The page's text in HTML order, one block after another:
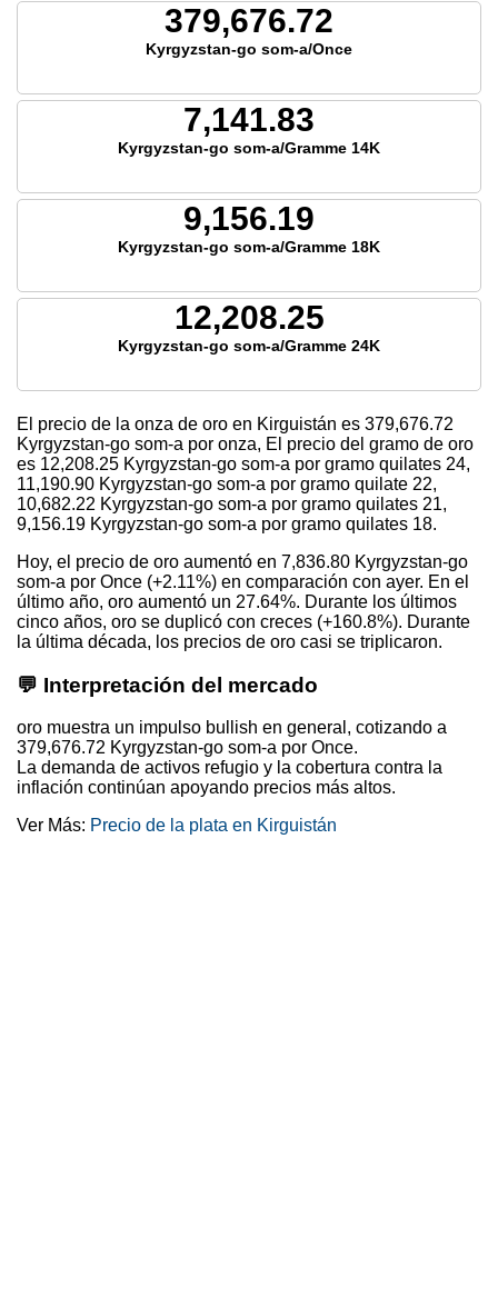
379,676.72
Kyrgyzstan-go som-a/Once
7,141.83
Kyrgyzstan-go som-a/Gramme 14K
9,156.19
Kyrgyzstan-go som-a/Gramme 18K
12,208.25
Kyrgyzstan-go som-a/Gramme 24K
El precio de la onza de oro en Kirguistán es 379,676.72
Kyrgyzstan-go som-a por onza, El precio del gramo de oro
es 12,208.25 Kyrgyzstan-go som-a por gramo quilates 24,
11,190.90 Kyrgyzstan-go som-a por gramo quilate 22,
10,682.22 Kyrgyzstan-go som-a por gramo quilates 21,
9,156.19 Kyrgyzstan-go som-a por gramo quilates 18.
Hoy, el precio de oro aumentó en 7,836.80 Kyrgyzstan-go
som-a por Once (+2.11%) en comparación con ayer. En el
último año, oro aumentó un 27.64%. Durante los últimos
cinco años, oro se duplicó con creces (+160.8%). Durante
la última década, los precios de oro casi se triplicaron.
💬 Interpretación del mercado
oro muestra un impulso bullish en general, cotizando a
379,676.72 Kyrgyzstan-go som-a por Once.
La demanda de activos refugio y la cobertura contra la
inflación continúan apoyando precios más altos.
Ver Más: Precio de la plata en Kirguistán